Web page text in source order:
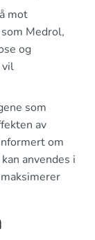
mot
Medrol,
og
vil
som
av
om
anvendes i